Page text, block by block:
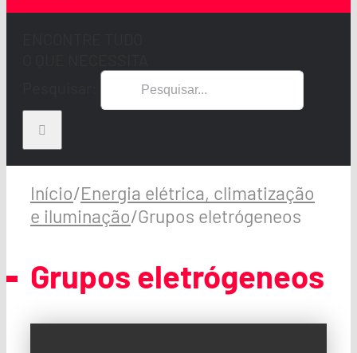
Início/Energia elétrica, climatização
e iluminação/Grupos eletrógeneos
Grupos eletrógeneos